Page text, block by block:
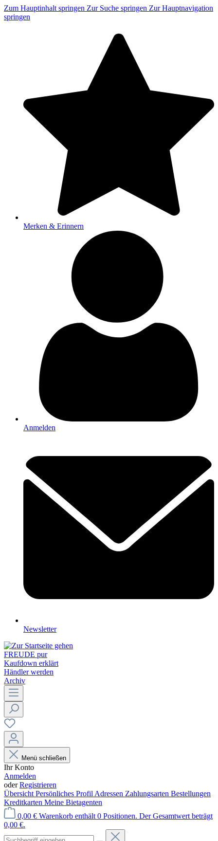
Zum Hauptinhalt springen Zur Suche springen Zur Hauptnavigation
springen
Merken & Erinnern
Anmelden
Newsletter
FREUDE pur
Kaufdown erklärt
Händler werden
Archiv
Menü schließen
Ihr Konto
Anmelden
oderRegistrieren
Übersicht Persönliches Profil Adressen Zahlungsarten Bestellungen
Kreditkarten Meine Bietagenten
0,00 € Warenkorb enthält 0 Positionen. Der Gesamtwert beträgt
0,00 €.